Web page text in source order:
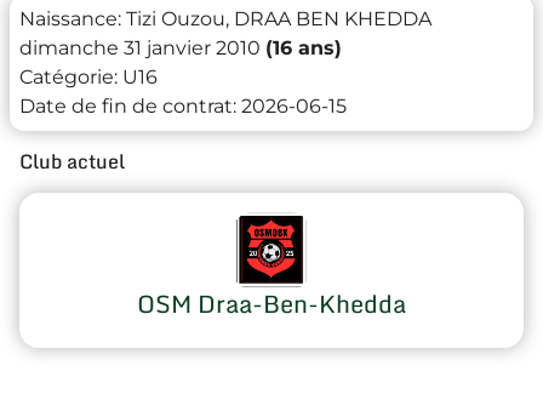
Naissance: Tizi Ouzou, DRAA BEN KHEDDA
dimanche 31 janvier 2010 (16 ans)
Catégorie: U16
Date de fin de contrat: 2026-06-15
Club actuel
OSM Draa-Ben-Khedda